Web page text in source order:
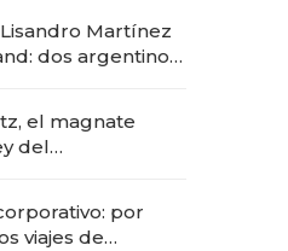
premium"Martínez
dos argentinos
el magnate
del
por
viajes de